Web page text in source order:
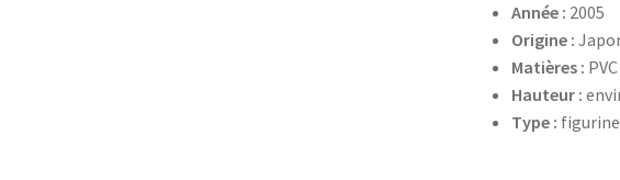
Année : 2005
Origine :
Matières :
Hauteur :
Type :